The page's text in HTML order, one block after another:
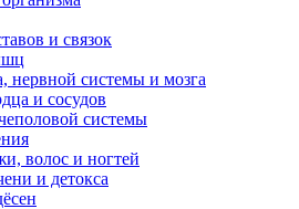
и связок
нервной системы и мозга
и сосудов
системы
волос и ногтей
и детокса